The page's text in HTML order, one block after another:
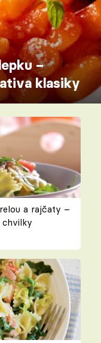
–
klasiky
a rajčaty –